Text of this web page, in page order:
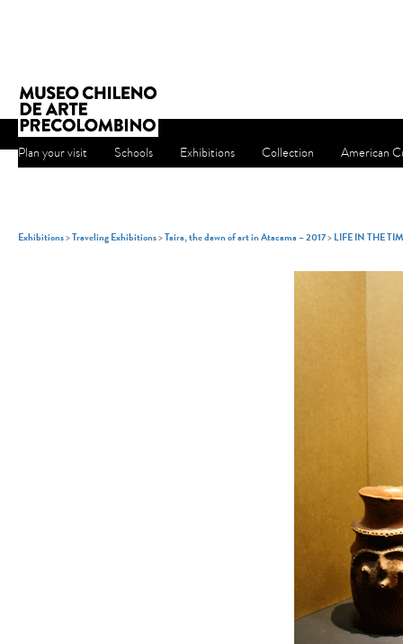
Plan your visit Schools Exhibitions Collection American
Exhibitions>Traveling Exhibitions>Taira, the dawn of art in Atacama – 2017>LIFE IN THE